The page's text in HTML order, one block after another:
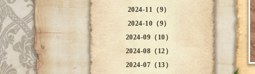
2024-11（9）
2024-10（9）
2024-09（10）
2024-08（12）
2024-07（13）